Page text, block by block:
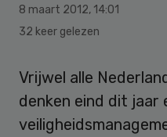
8 maart 2012, 14:01
32 keer gelezen
Vrijwel alle
denken eind dit jaar